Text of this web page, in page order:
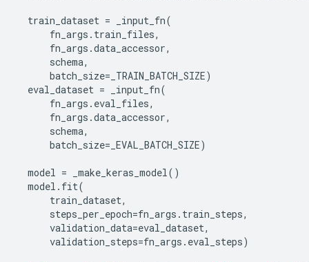
train_dataset = _input_fn(
fn_args . train_files,
fn_args .data_accessor,
schema,
batch_size= _TRAIN_BATCH_SIZE)
eval_dataset = _input_fn(
fn_args . eval_files,
fn_args .data_accessor,
schema,
batch_size= _EVAL_BATCH_SIZE)
model = _make_keras_model()
model . fit(
train_dataset,
steps_per_epoch=fn_args . train_steps,
validation_data=eval_dataset,
validation_steps=fn_args . eval_steps)